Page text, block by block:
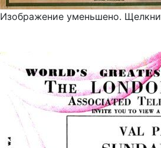
Изображение уменьшено.